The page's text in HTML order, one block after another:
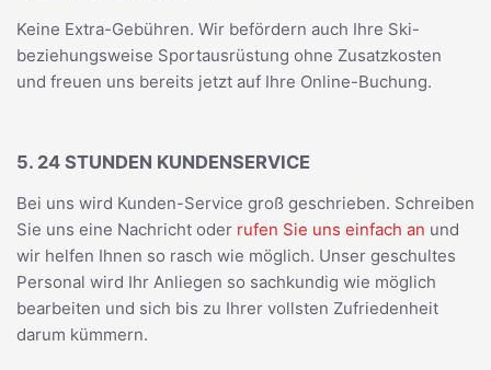
Keine Extra-Gebühren. Wir befördern auch Ihre Ski-
beziehungsweise Sportausrüstung ohne Zusatzkosten
und freuen uns bereits jetzt auf Ihre Online-Buchung.
5. 24 STUNDEN KUNDENSERVICE
Bei uns wird Kunden-Service groß geschrieben. Schreiben
Sie uns eine Nachricht oder rufen Sie uns einfach an und
wir helfen Ihnen so rasch wie möglich. Unser geschultes
Personal wird Ihr Anliegen so sachkundig wie möglich
bearbeiten und sich bis zu Ihrer vollsten Zufriedenheit
darum kümmern.